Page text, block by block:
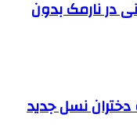
در نارمک بدون
نسل جدید